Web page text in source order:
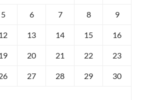
5 6 7 8 9
13 14 15 16
20 21 22 23
27 28 29 30